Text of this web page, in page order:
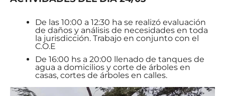
De las 10:00 a 12:30 ha se realizó evaluación
de daños y análisis de necesidades en toda
la jurisdicción. Trabajo en conjunto con el
C.O.E
De 16:00 hs a 20:00 llenado de tanques de
agua a domicilios y corte de árboles en
casas, cortes de árboles en calles.